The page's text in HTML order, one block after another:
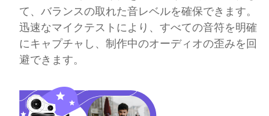
て、バランスの取れた音レベルを確保できます。
迅速なマイクテストにより、すべての音符を明確
にキャプチャし、制作中のオーディオの歪みを回
避できます。